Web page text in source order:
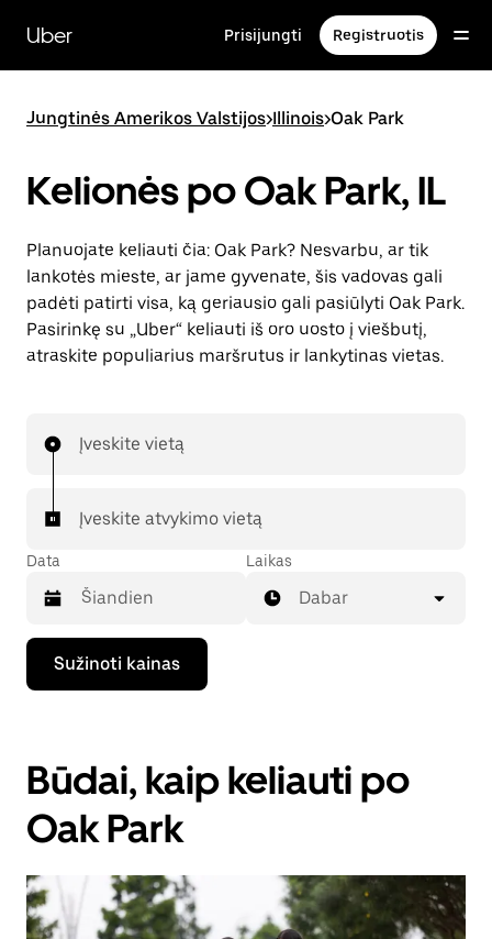
prie
pagrindinio
turinio
Uber Prisijungti Registruotis
Jungtinės Amerikos Valstijos>Illinois>Oak Park
Kelionės po Oak Park, IL
Planuojate keliauti čia: Oak Park? Nesvarbu, ar tik
lankotės mieste, ar jame gyvenate, šis vadovas gali
padėti patirti visa, ką geriausio gali pasiūlyti Oak Park.
Pasirinkę su „Uber“ keliauti iš oro uosto į viešbutį,
atraskite populiarius maršrutus ir lankytinas vietas.
Įveskite vietą
Įveskite atvykimo vietą
Data
Paspauskite
rodyklės
žemyn
kalendoriuje
pasirinkti
datą.
Paspauskite
klavišą
kad
uždarytumėte
kalendorių.
Laikas
Dabar
Sužinoti kainas
Būdai, kaip keliauti po
Oak Park